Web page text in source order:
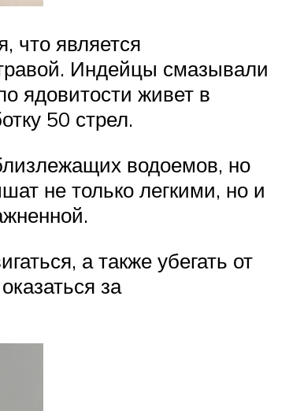
что является
Индейцы смазывали
ядовитости живет в
50 стрел.
водоемов, но
не только легкими, но и
а также убегать от
за